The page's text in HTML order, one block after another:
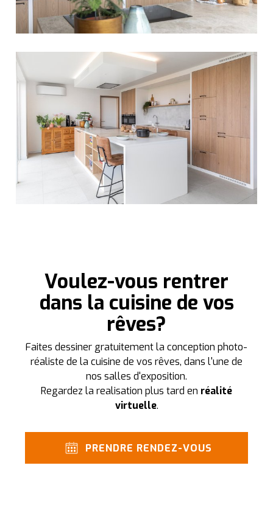
Voulez-vous rentrer
dans la cuisine de vos
rêves?
Faites dessiner gratuitement la conception photo-
réaliste de la cuisine de vos rêves, dans l'une de
nos salles d'exposition.
Regardez la realisation plus tard en réalité
virtuelle.
PRENDRE RENDEZ-VOUS